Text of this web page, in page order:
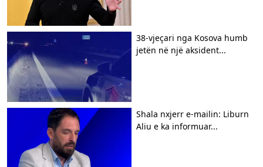
38-vjeçari nga Kosova humb
jetën në një aksident...
Shala nxjerr e-mailin: Liburn
Aliu e ka informuar...